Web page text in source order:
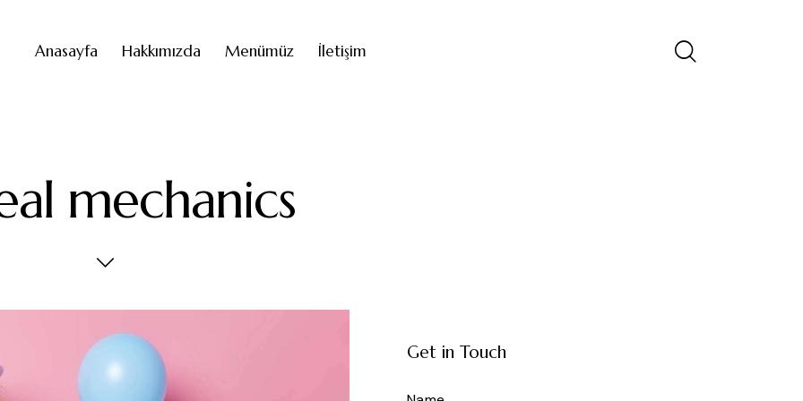
Anasayfa Hakkımızda Menümüz İletişim
mechanics
Get in Touch